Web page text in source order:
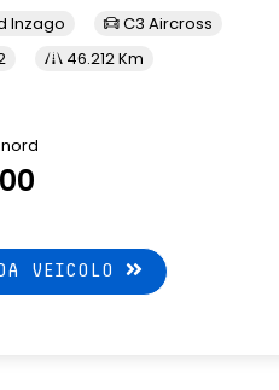
Inzago
C3 Aircross
46.212 Km
VEICOLO